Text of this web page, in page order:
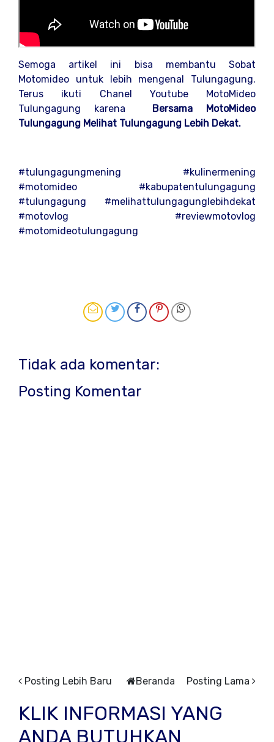
Semoga artikel ini bisa membantu Sobat
Motomideo untuk lebih mengenal Tulungagung.
Terus ikuti Chanel Youtube MotoMideo
Tulungagung karena
Bersama MotoMideo
Tulungagung Melihat Tulungagung Lebih Dekat.
#tulungagungmening #kulinermening
#motomideo #kabupatentulungagung
#tulungagung #melihattulungagunglebihdekat
#motovlog #reviewmotovlog
#motomideotulungagung
Tidak ada komentar:
Posting Komentar
Posting Lebih Baru Posting Lama
Beranda
KLIK INFORMASI YANG
ANDA BUTUHKAN